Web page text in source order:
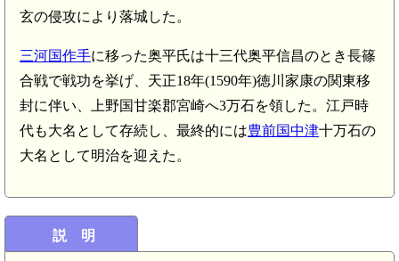
玄の侵攻により落城した。
三河国作手に移った奥平氏は十三代奥平信昌のとき長篠
合戦で戦功を挙げ、天正18年(1590年)徳川家康の関東移
封に伴い、上野国甘楽郡宮崎へ3万石を領した。江戸時
代も大名として存続し、最終的には豊前国中津十万石の
大名として明治を迎えた。
説 明